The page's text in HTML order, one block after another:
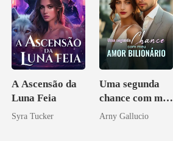
A Ascensão da
Luna Feia
Syra Tucker
Uma segunda
chance com meu
amor bilionário
Arny Gallucio